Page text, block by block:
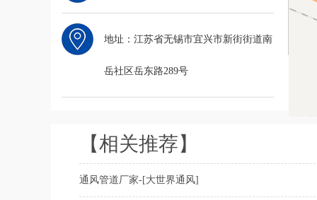
地址：江苏省无锡市宜兴市新街街道南
岳社区岳东路289号
【相关推荐】
通风管道厂家-[大世界通风]